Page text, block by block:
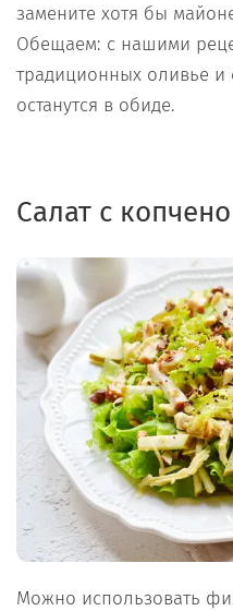
замените хотя бы
Обещаем: с нашими
традиционных оливье
останутся в обиде.
Салат с
Можно использовать